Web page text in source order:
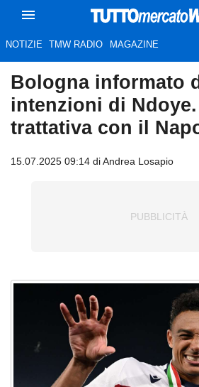
NOTIZIE TMW RADIO MAGAZINE
Bologna informato
intenzioni di
trattativa con il
15.07.2025 09:14 di Andrea Losapio